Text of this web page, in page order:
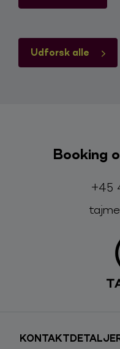
Udforsk alle
Booking
+45